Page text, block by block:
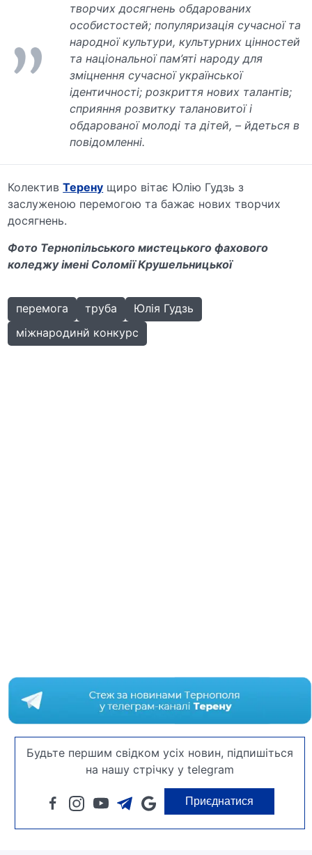
творчих досягнень обдарованих
особистостей; популяризація сучасної та
народної культури, культурних цінностей
та національної пам’яті народу для
зміцнення сучасної української
ідентичності; розкриття нових талантів;
сприяння розвитку талановитої і
обдарованої молоді та дітей, – йдеться в
повідомленні.
КолективТерену щиро вітає Юлію Гудзь з
заслуженою перемогою та бажає нових творчих
досягнень.
Фото Тернопільського мистецького фахового
коледжу імені Соломії Крушельницької
перемога труба
Юлія Гудзь
міжнародинй конкурс
Будьте першим свідком усіх новин, підпишіться
на нашу стрічку у telegram
Приєднатися